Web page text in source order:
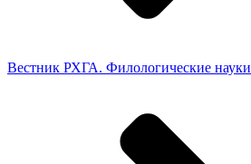
Вестник РХГА. Филологические науки